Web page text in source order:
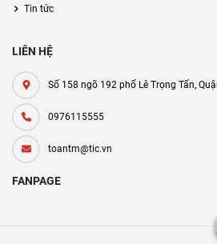
Tin tức
LIÊN HỆ
Số 158 ngõ 192 phố Lê Trọng Tấn,
0976115555
toantm@tic.vn
FANPAGE